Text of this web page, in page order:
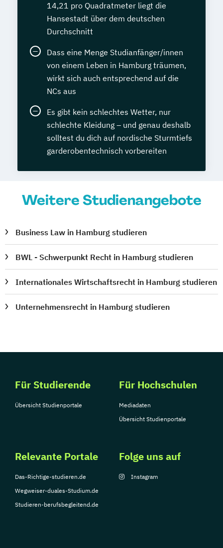
14,21 pro Quadratmeter liegt die
Hansestadt über dem deutschen
Durchschnitt
Dass eine Menge Studianfänger/innen
von einem Leben in Hamburg träumen,
wirkt sich auch entsprechend auf die
NCs aus
Es gibt kein schlechtes Wetter, nur
schlechte Kleidung – und genau deshalb
solltest du dich auf nordische Sturmtiefs
garderobentechnisch vorbereiten
Weitere Studienangebote
Business Law in Hamburg studieren
BWL - Schwerpunkt Recht in Hamburg studieren
Internationales Wirtschaftsrecht in Hamburg studieren
Unternehmensrecht in Hamburg studieren
Für Studierende
Übersicht Studienportale
Für Hochschulen
Mediadaten
Übersicht Studienportale
Relevante Portale
Das-Richtige-studieren.de
Wegweiser-duales-Studium.de
Studieren-berufsbegleitend.de
Folge uns auf
Instagram